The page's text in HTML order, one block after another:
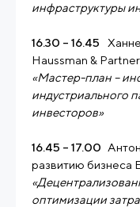
инфраструктуры
16.30 – 16.45
Haussman &
«Мастер-план –
индустриального
инвесторов»
16.45 – 17.00
развитию бизнеса
оптимизации